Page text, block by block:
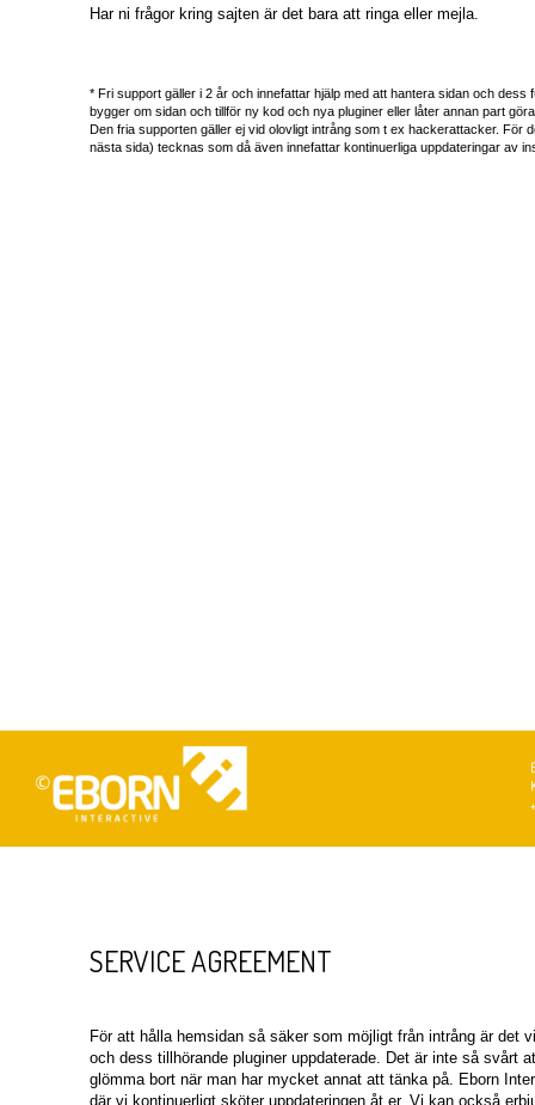
Har ni frågor kring sajten är det bara att ringa eller mejla.
* Fri support gäller i 2 år och innefattar hjälp med att hantera sidan och dess
bygger om sidan och tillför ny kod och nya pluginer eller låter annan part
Den fria supporten gäller ej vid olovligt intrång som t ex hackerattacker. För
nästa sida) tecknas som då även innefattar kontinuerliga uppdateringar av
SERVICE AGREEMENT
För att hålla hemsidan så säker som möjligt från intrång är det
och dess tillhörande pluginer uppdaterade. Det är inte så svårt
glömma bort när man har mycket annat att tänka på. Eborn
där vi kontinuerligt sköter uppdateringen åt er. Vi kan också